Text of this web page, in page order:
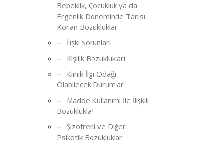
Bebeklik, Çocukluk ya da
Ergenlik Döneminde Tanısı
Konan Bozukluklar
İlişki Sorunları
Kişilik Bozuklukları
Klinik İlgi Odağı
Olabilecek Durumlar
Madde Kullanımı İle İlişkili
Bozukluklar
Şizofreni ve Diğer
Psikotik Bozukluklar